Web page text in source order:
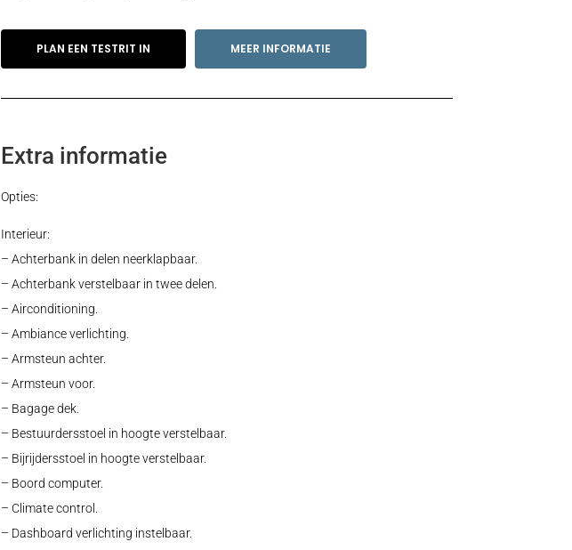
PLAN EEN TESTRIT IN MEER INFORMATIE
Extra informatie
Opties:
Interieur:
– Achterbank in delen neerklapbaar.
– Achterbank verstelbaar in twee delen.
– Airconditioning.
– Ambiance verlichting.
– Armsteun achter.
– Armsteun voor.
– Bagage dek.
– Bestuurdersstoel in hoogte verstelbaar.
– Bijrijdersstoel in hoogte verstelbaar.
– Boord computer.
– Climate control.
– Dashboard verlichting instelbaar.